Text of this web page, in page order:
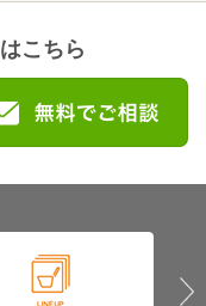
こちら